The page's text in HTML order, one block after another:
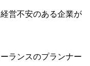
営不安のある企業が
ランスのプランナー